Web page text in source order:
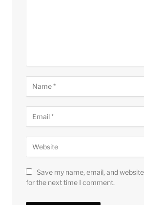
Save my name, email, and
for the next time I comment.